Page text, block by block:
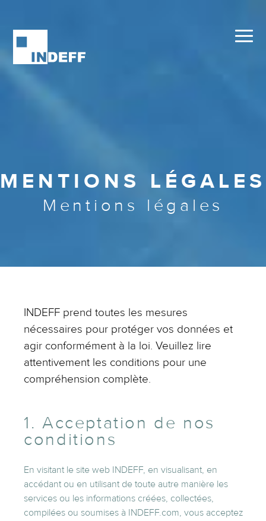
MENTIONS LÉGALES
Mentions légales
INDEFF prend toutes les mesures
nécessaires pour protéger vos données et
agir conformément à la loi. Veuillez lire
attentivement les conditions pour une
compréhension complète.
1. Acceptation de nos
conditions
En visitant le site web INDEFF, en visualisant, en
accédant ou en utilisant de toute autre manière les
services ou les informations créées, collectées,
compilées ou soumises à INDEFF.com, vous acceptez